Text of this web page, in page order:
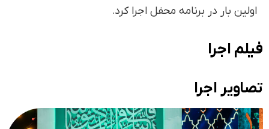
اولین بار در برنامه محفل اجرا کرد.
فیلم اجرا
تصاویر اجرا